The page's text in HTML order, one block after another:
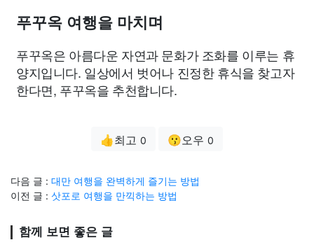
푸꾸옥 여행을 마치며
푸꾸옥은 아름다운 자연과 문화가 조화를 이루는 휴
양지입니다. 일상에서 벗어나 진정한 휴식을 찾고자
한다면, 푸꾸옥을 추천합니다.
👍최고 0 😗오우 0
다음 글 : 대만 여행을 완벽하게 즐기는 방법
이전 글 : 삿포로 여행을 만끽하는 방법
함께 보면 좋은 글